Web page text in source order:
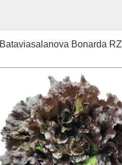
Bataviasalanova Bonarda RZ